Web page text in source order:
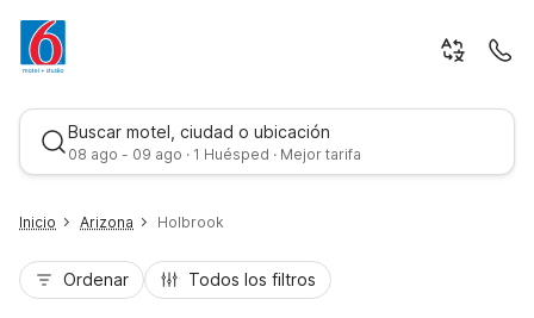
Buscar motel, ciudad o ubicación
08 ago - 09 ago · 1 Huésped · Mejor tarifa
Inicio Arizona Holbrook
Ordenar Todos los filtros